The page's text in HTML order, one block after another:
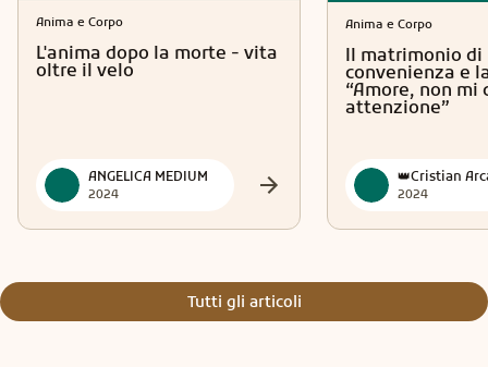
Anima e Corpo
L'anima dopo la morte - vita
oltre il velo
ANGELICA MEDIUM
2024
Anima e Corpo
Il matrimonio di
convenienza e
“Amore, non mi
attenzione”
2024
Tutti gli articoli